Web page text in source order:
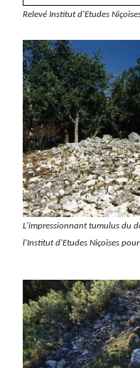
Relevé Institut d'Etudes
L'impressionnant tumulus du
l'Institut d'Etudes Niçoises